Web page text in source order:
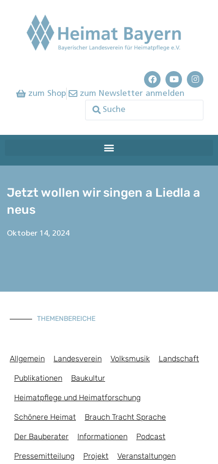
zum Shop zum Newsletter anmelden
Jetzt wollen wir singen a Liedla a
neus
Oktober 14, 2024
THEMENBEREICHE
Allgemein Landesverein Volksmusik Landschaft
Publikationen Baukultur
Heimatpflege und Heimatforschung
Schönere Heimat Brauch Tracht Sprache
Der Bauberater Informationen Podcast
Pressemitteilung Projekt Veranstaltungen